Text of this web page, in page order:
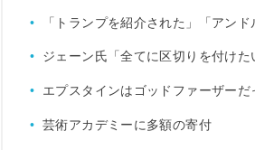
「トランプを紹介された」「アン
ジェーン氏「全てに区切りを付けた
エプスタインはゴッドファーザーだ
芸術アカデミーに多額の寄付